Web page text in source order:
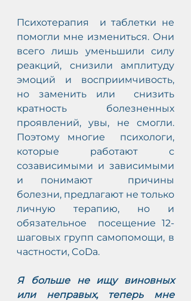
Психотерапия  и таблетки не
помогли мне измениться. Они
всего лишь уменьшили силу
реакций, снизили амплитуду
эмоций и восприимчивость,
но заменить или  снизить
кратность болезненных
проявлений, увы, не смогли.
Поэтому многие  психологи,
которые работают с
созависимыми и зависимыми
и понимают  причины
болезни, предлагают не только
личную терапию, но и
обязательное  посещение 12-
шаговых групп самопомощи, в
частности, CoDa.
Я больше не ищу виновных
или неправых, теперь мне